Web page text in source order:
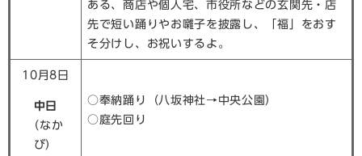
ある、商店や個人宅、市役所などの玄関先・店
先で短い踊りやお囃子を披露し、「福」をおす
そ分けし、お祝いするよ。
10月8日
中日
​（なか
び）
○奉納踊り（八坂神社→中央公園）
○庭先回り